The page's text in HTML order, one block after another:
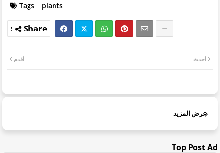
Tags plants
أحدث أقدم
عرض المزيد
Top Post Ad